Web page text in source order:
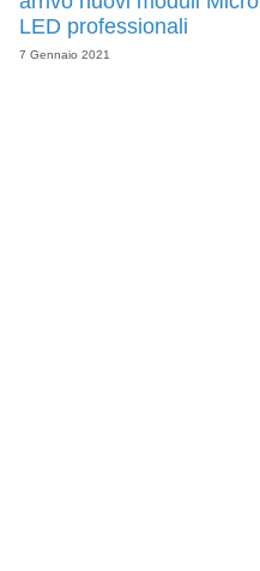
LED professionali
7 Gennaio 2021